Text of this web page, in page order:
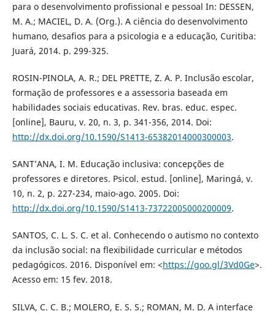
para o desenvolvimento profissional e pessoal In: DESSEN,
M. A.; MACIEL, D. A. (Org.). A ciência do desenvolvimento
humano, desafios para a psicologia e a educação, Curitiba:
Juará, 2014. p. 299-325.
ROSIN-PINOLA, A. R.; DEL PRETTE, Z. A. P. Inclusão escolar,
formação de professores e a assessoria baseada em
habilidades sociais educativas. Rev. bras. educ. espec.
[online], Bauru, v. 20, n. 3, p. 341-356, 2014. Doi:
http://dx.doi.org/10.1590/S1413-65382014000300003.
SANT’ANA, I. M. Educação inclusiva: concepções de
professores e diretores. Psicol. estud. [online], Maringá, v.
10, n. 2, p. 227-234, maio-ago. 2005. Doi:
http://dx.doi.org/10.1590/S1413-73722005000200009.
SANTOS, C. L. S. C. et al. Conhecendo o autismo no contexto
da inclusão social: na flexibilidade curricular e métodos
pedagógicos. 2016. Disponível em: <https://goo.gl/3Vd0Ge>.
Acesso em: 15 fev. 2018.
SILVA, C. C. B.; MOLERO, E. S. S.; ROMAN, M. D. A interface